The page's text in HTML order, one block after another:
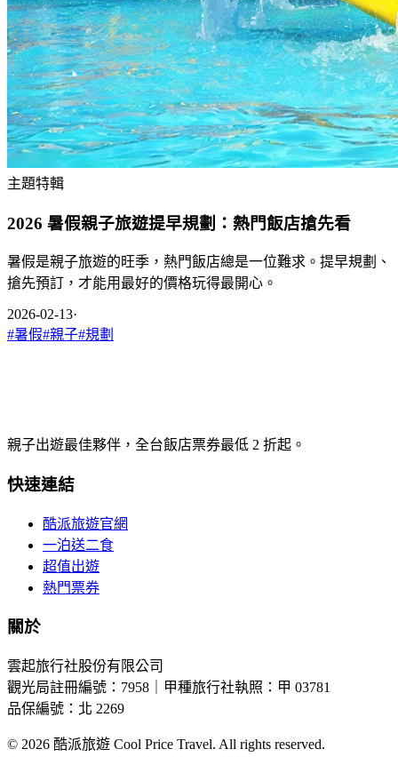
主題特輯
2026 暑假親子旅遊提早規劃：熱門飯店搶先看
暑假是親子旅遊的旺季，熱門飯店總是一位難求。提早規劃、
搶先預訂，才能用最好的價格玩得最開心。
2026-02-13·
#暑假#親子#規劃
親子出遊最佳夥伴，全台飯店票券最低 2 折起。
快速連結
酷派旅遊官網
一泊送二食
超值出遊
熱門票券
關於
雲起旅行社股份有限公司
觀光局註冊編號：7958｜甲種旅行社執照：甲 03781
品保編號：北 2269
© 2026 酷派旅遊 Cool Price Travel. All rights reserved.